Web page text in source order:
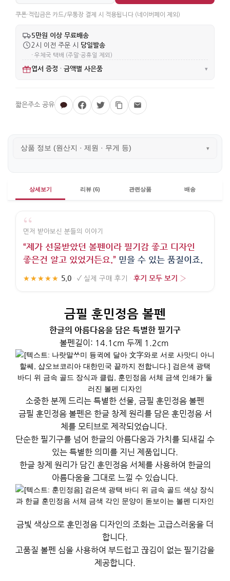
쿠폰·적립금은 카드/무통장 결제 시 적용됩니다 (네이버페이 제외)
5만원 이상 무료배송
2시 이전 주문 시 당일발송
· 우체국 택배 (주말·공휴일 제외)
엽서 증정 · 금액별 사은품 ▾
상품 정보 (원산지 · 제원 · 무게 등) ▾
상세보기 리뷰 (6) 관련상품 배송
“
먼저 받아보신 분들의 이야기
“제가 선물받았던 볼펜이라 필기감 좋고 디자인
좋은건 알고 있었거든요.” 믿을 수 있는 품질이죠.
★★★★★ 5.0 · ✓ 실제 구매 후기 · 후기 모두 보기 ›
금필 훈민정음 볼펜
한글의 아름다움을 담은 특별한 필기구
볼펜길이: 14.1cm 두께 1.2cm
소중한 분께 드리는 특별한 선물, 금필 훈민정음 볼펜
금필 훈민정음 볼펜은 한글 창제 원리를 담은 훈민정음 서
체를 모티브로 제작되었습니다.
단순한 필기구를 넘어 한글의 아름다움과 가치를 되새길 수
있는 특별한 의미를 지닌 제품입니다.
한글 창제 원리가 담긴 훈민정음 서체를 사용하여 한글의
아름다움을 그대로 느낄 수 있습니다.
금빛 색상으로 훈민정음 디자인의 조화는 고급스러움을 더
합니다.
고품질 볼펜 심을 사용하여 부드럽고 끊김이 없는 필기감을
제공합니다.